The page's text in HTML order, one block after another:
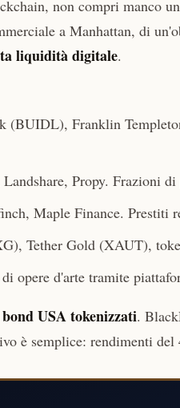
non compri manco
a Manhattan, di
liquidità digitale.
(BUIDL), Franklin
Landshare, Propy. Frazioni
Maple Finance. Prestiti
Tether Gold (XAUT),
opere d'arte tramite
USA tokenizzati.
è semplice: rendimenti